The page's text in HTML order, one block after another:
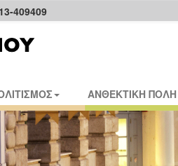
409409
ΑΝΘΕΚΤΙΚΗ ΠΟΛΗ